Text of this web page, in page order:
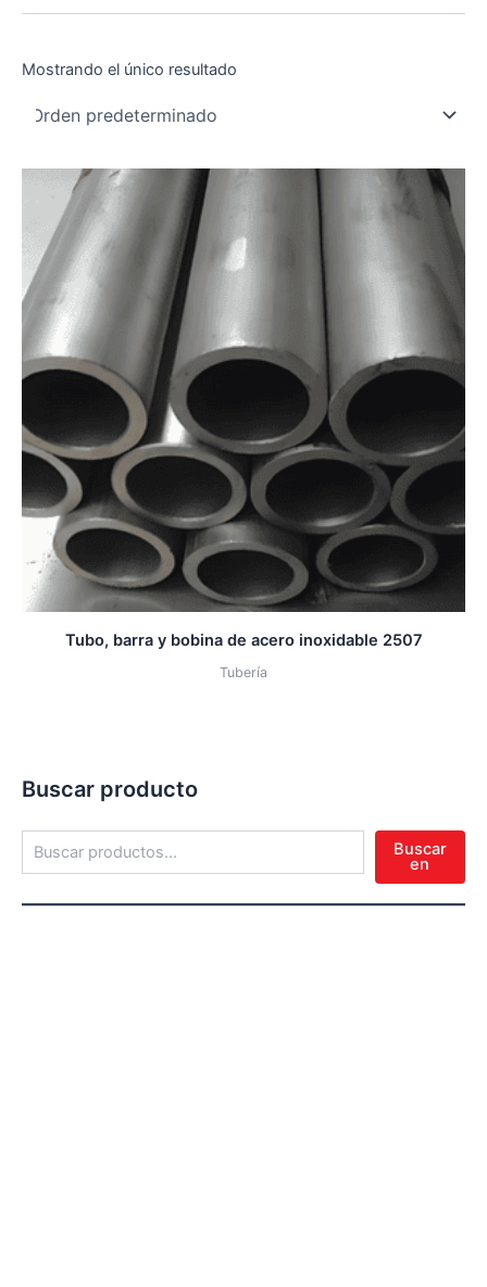
Buscar producto
Buscar
en
Mostrando el único resultado
Tubo, barra y bobina de acero inoxidable 2507
Tubería